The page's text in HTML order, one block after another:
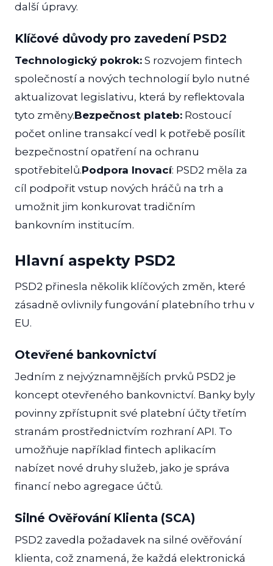
další úpravy.
Klíčové důvody pro zavedení PSD2
Technologický pokrok: S rozvojem fintech
společností a nových technologií bylo nutné
aktualizovat legislativu, která by reflektovala
tyto změny.Bezpečnost plateb: Rostoucí
počet online transakcí vedl k potřebě posílit
bezpečnostní opatření na ochranu
spotřebitelů.Podpora Inovací: PSD2 měla za
cíl podpořit vstup nových hráčů na trh a
umožnit jim konkurovat tradičním
bankovním institucím.
Hlavní aspekty PSD2
PSD2 přinesla několik klíčových změn, které
zásadně ovlivnily fungování platebního trhu v
EU.
Otevřené bankovnictví
Jedním z nejvýznamnějších prvků PSD2 je
koncept otevřeného bankovnictví. Banky byly
povinny zpřístupnit své platební účty třetím
stranám prostřednictvím rozhraní API. To
umožňuje například fintech aplikacím
nabízet nové druhy služeb, jako je správa
financí nebo agregace účtů.
Silné Ověřování Klienta (SCA)
PSD2 zavedla požadavek na silné ověřování
klienta, což znamená, že každá elektronická